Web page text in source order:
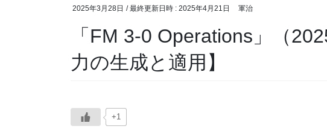
2025年3月28日 / 最終更新日時 : 2025年4月21日 軍治
「FM 3-0 Operations」（
力の生成と適用】
+1